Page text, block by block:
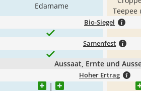
Edamame
Teepee
Bio-Siegel
Samenfest
Aussaat, Ernte und
Hoher Ertrag